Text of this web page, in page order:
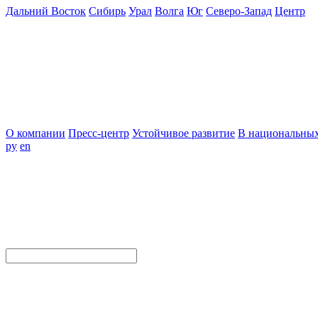
Дальний Восток Сибирь Урал Волга Юг Северо-Запад Центр
О компании Пресс-центр Устойчивое развитие В
ру en